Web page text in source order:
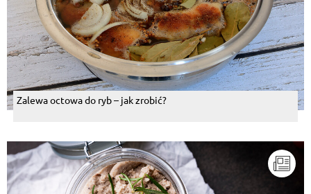
Zalewa octowa do ryb – jak zrobić?